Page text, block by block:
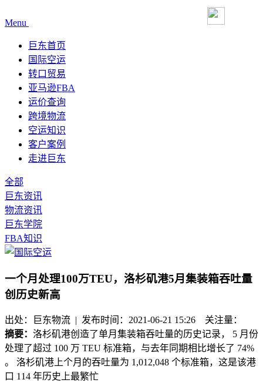
Menu
巨东首页
国际空运
转口贸易
亚马逊FBA
运价查询
跨境物流
空运知识
客户案例
走进巨东
全部
巨东资讯
物流资讯
巨东学院
FBA知识
一个月处理100万TEU，洛杉矶港5月集装箱吞吐量
创历史新高
出处：巨东物流 | 发布时间：2021-06-21 15:26 关注量：
摘要： 洛杉矶港创造了单月集装箱吞吐量的历史记录， 5 月份
处理了超过 100 万 TEU 标准箱，与去年同期相比增长了 74%
。 洛杉矶港上个月的吞吐量为 1,012,048 个标准箱，这是该港
口 114 年历史上最繁忙